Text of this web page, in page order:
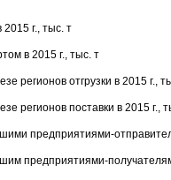
г., тыс. т
в 2015 г., тыс. т
регионов отгрузки в 2015 г.,
регионов поставки в 2015 г.,
предприятиями-
предприятиями-